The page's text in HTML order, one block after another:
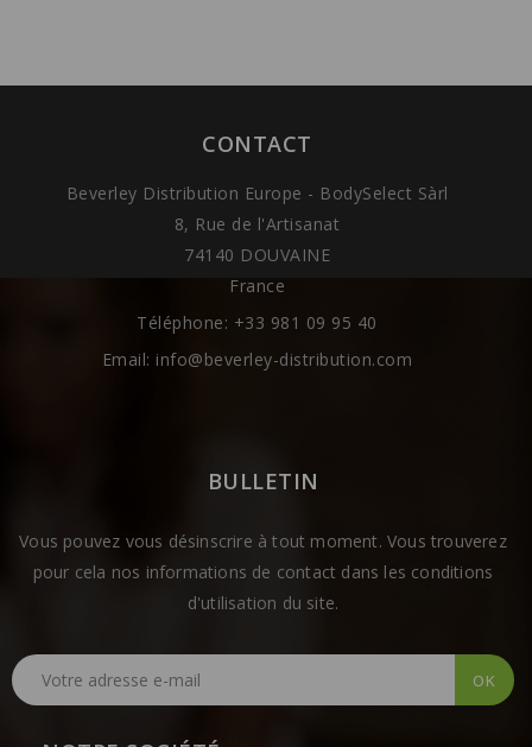
CONTACT
Beverley Distribution Europe - BodySelect Sàrl
8, Rue de l'Artisanat
74140 DOUVAINE
France
Téléphone: +33 981 09 95 40
Email: info@beverley-distribution.com
BULLETIN
Vous pouvez vous désinscrire à tout moment. Vous trouverez
pour cela nos informations de contact dans les conditions
d'utilisation du site.